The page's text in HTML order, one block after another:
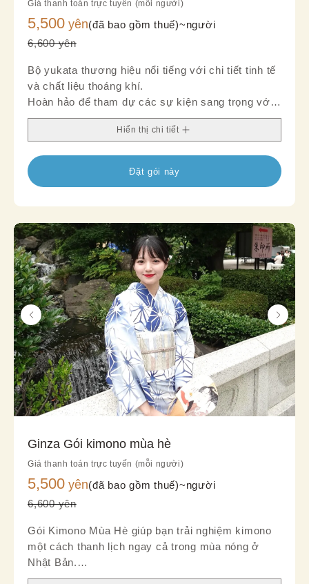
Giá thanh toán trực tuyến (mỗi người)
5,500 yên(đã bao gồm thuế)~người
6,600 yên
Bộ yukata thương hiệu nổi tiếng với chi tiết tinh tế
và chất liệu thoáng khí.
Hoàn hảo để tham dự các sự kiện sang trọng với
sự tự tin.
Hiển thị chi tiết
Đặt gói này
Ginza Gói kimono mùa hè
Giá thanh toán trực tuyến (mỗi người)
5,500 yên(đã bao gồm thuế)~người
6,600 yên
Gói Kimono Mùa Hè giúp bạn trải nghiệm kimono
một cách thanh lịch ngay cả trong mùa nóng ở
Nhật Bản.
Chất liệu nhẹ và thoáng khí mang lại cảm giác mát